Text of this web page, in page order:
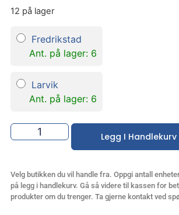
12 på lager
Fredrikstad
Ant. på lager: 6
Larvik
Ant. på lager: 6
Legg I Handlekurv
Velg butikken du vil handle fra. Oppgi antall
på legg i handlekurv. Gå så videre til kassen for
produkter om du trenger. Ta gjerne kontakt ved